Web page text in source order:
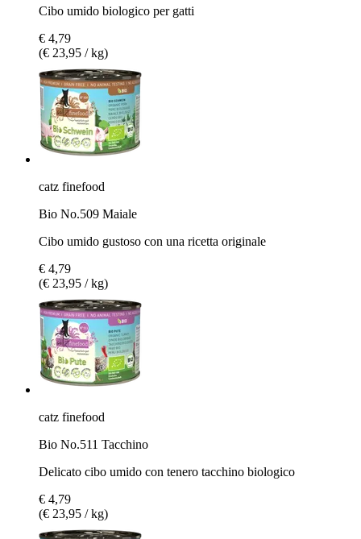
Cibo umido biologico per gatti
€ 4,79
(€ 23,95 / kg)
catz finefood
Bio No.509 Maiale
Cibo umido gustoso con una ricetta originale
€ 4,79
(€ 23,95 / kg)
catz finefood
Bio No.511 Tacchino
Delicato cibo umido con tenero tacchino biologico
€ 4,79
(€ 23,95 / kg)